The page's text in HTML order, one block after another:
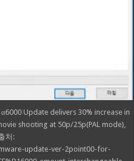
Update delivers 30% increase in
shooting at 50p/25p(PAL mode),
처:
update-ver-2point00-for-